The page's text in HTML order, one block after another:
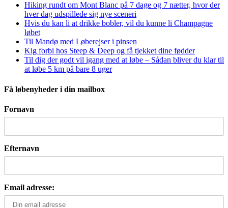
Hiking rundt om Mont Blanc på 7 dage og 7 nætter, hvor der
hver dag udspillede sig nye sceneri
Hvis du kan li at drikke bobler, vil du kunne li Champagne
løbet
Til Mandø med Løberejser i pinsen
Kig forbi hos Steep & Deep og få tjekket dine fødder
Til dig der godt vil igang med at løbe – Sådan bliver du klar til
at løbe 5 km på bare 8 uger
Få løbenyheder i din mailbox
Fornavn
Efternavn
Email adresse: